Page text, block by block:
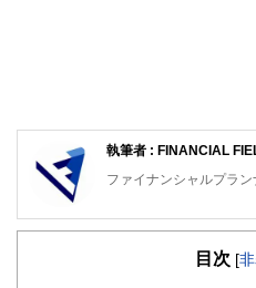
執筆者 : FINANCIAL
ファイナンシャルプラン
FinancialField編集部は
知識がない方でも理解
目次 [